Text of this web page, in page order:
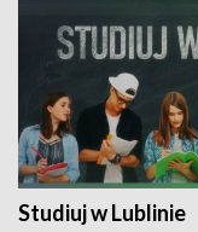
Studiuj w Lublinie